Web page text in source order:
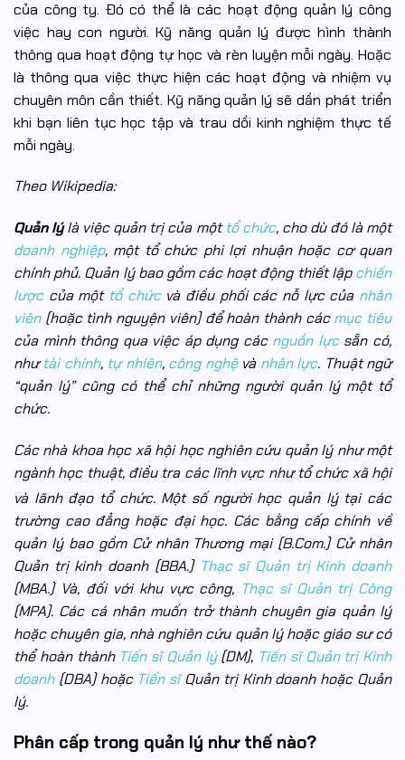
của công ty. Đó có thể là các hoạt động quản lý công
việc hay con người. Kỹ năng quản lý được hình thành
thông qua hoạt động tự học và rèn luyện mỗi ngày. Hoặc
là thông qua việc thực hiện các hoạt động và nhiệm vụ
chuyên môn cần thiết. Kỹ năng quản lý sẽ dần phát triển
khi bạn liên tục học tập và trau dồi kinh nghiệm thực tế
mỗi ngày.
Theo Wikipedia:
Quản lýlà việc quản trị của mộttổ chức, cho dù đó là một
doanh nghiệp, một tổ chức phi lợi nhuận hoặc cơ quan
chính phủ. Quản lý bao gồm các hoạt động thiết lậpchiến
lượccủa một tổ chứcvà điều phối các nỗ lực của nhân
viên(hoặc tình nguyện viên) để hoàn thành cácmục tiêu
của mình thông qua việc áp dụng các nguồn lựcsẵn có,
nhưtài chính, tự nhiên, công nghệvà nhân lực. Thuật ngữ
“quản lý” cũng có thể chỉ những người quản lý một tổ
chức.
Các nhà khoa học xã hội học nghiên cứu quản lý như một
ngành học thuật, điều tra các lĩnh vực như tổ chức xã hội
và lãnh đạo tổ chức.Một số người học quản lý tại các
trường cao đẳng hoặc đại học. Các bằng cấp chính về
quản lý bao gồm Cử nhân Thương mại (B.Com.) Cử nhân
Quản trị kinh doanh (BBA.) Thạc sĩ Quản trị Kinh doanh
(MBA.) Và, đối với khu vực công, Thạc sĩ Quản trị Công
(MPA). Các cá nhân muốn trở thành chuyên gia quản lý
hoặc chuyên gia, nhà nghiên cứu quản lý hoặc giáo sư có
thể hoàn thành Tiến sĩ Quản lý(DM), Tiến sĩ Quản trị Kinh
doanh(DBA) hoặc Tiến sĩQuản trị Kinh doanh hoặc Quản
lý.
Phân cấp trong quản lý như thế nào?